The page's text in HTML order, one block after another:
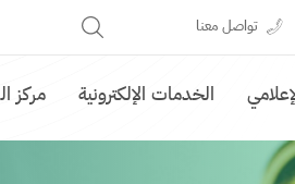
تواصل معنا
الخدمات الإلكترونية مركز